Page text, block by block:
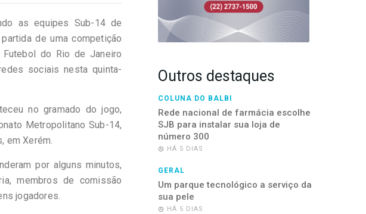
as equipes Sub-14 de
de uma competição
do Rio de Janeiro
sociais nesta quinta-
no gramado do jogo,
Metropolitano Sub-14,
em Xerém.
por alguns minutos,
membros de comissão
jogadores.
Outros destaques
COLUNA DO BALBI
Rede nacional de farmácia escolhe
SJB para instalar sua loja de
número 300
HÁ 5 DIAS
GERAL
Um parque tecnológico a serviço da
sua pele
HÁ 5 DIAS